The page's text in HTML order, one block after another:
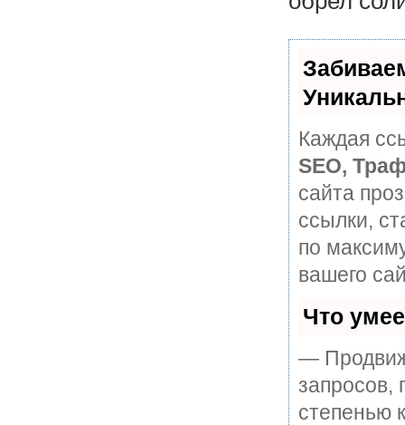
Каждая
SEO,
сайта
ссылки,
по
вашего
Что
—
запросов,
степенью